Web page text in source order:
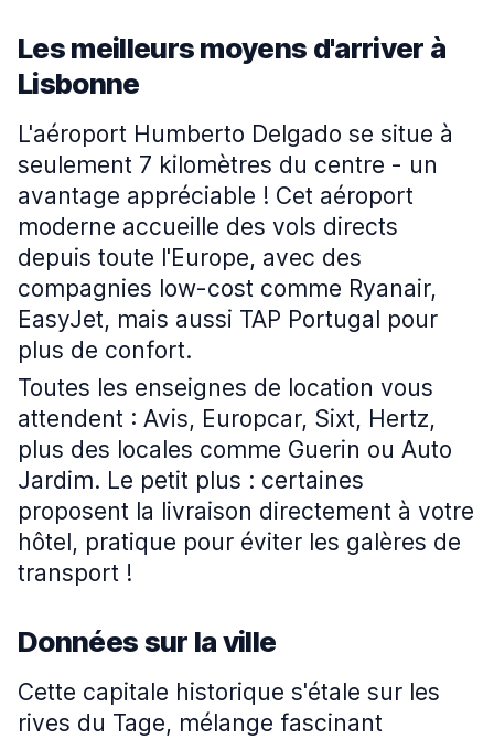
Les meilleurs moyens d'arriver à
Lisbonne
L'aéroport Humberto Delgado se situe à
seulement 7 kilomètres du centre - un
avantage appréciable ! Cet aéroport
moderne accueille des vols directs
depuis toute l'Europe, avec des
compagnies low-cost comme Ryanair,
EasyJet, mais aussi TAP Portugal pour
plus de confort.
Toutes les enseignes de location vous
attendent : Avis, Europcar, Sixt, Hertz,
plus des locales comme Guerin ou Auto
Jardim. Le petit plus : certaines
proposent la livraison directement à votre
hôtel, pratique pour éviter les galères de
transport !
Données sur la ville
Cette capitale historique s'étale sur les
rives du Tage, mélange fascinant